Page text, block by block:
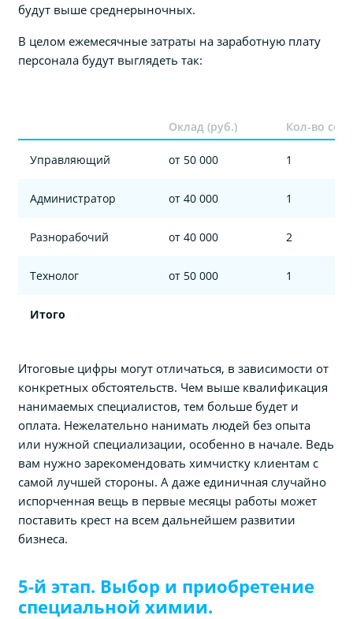
будут выше среднерыночных.
В целом ежемесячные затраты на заработную плату
персонала будут выглядеть так:
Оклад (руб.) Кол-во
Управляющий от 50 000 1
Администратор от 40 000 1
Разнорабочий от 40 000 2
Технолог от 50 000 1
Итого
Итоговые цифры могут отличаться, в зависимости от
конкретных обстоятельств. Чем выше квалификация
нанимаемых специалистов, тем больше будет и
оплата. Нежелательно нанимать людей без опыта
или нужной специализации, особенно в начале. Ведь
вам нужно зарекомендовать химчистку клиентам с
самой лучшей стороны. А даже единичная случайно
испорченная вещь в первые месяцы работы может
поставить крест на всем дальнейшем развитии
бизнеса.
5-й этап. Выбор и приобретение
специальной химии.